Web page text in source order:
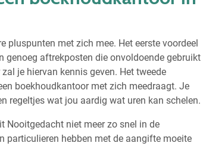
pluspunten met zich mee. Het eerste voordeel
genoeg aftrekposten die onvoldoende gebruikt
je hiervan kennis geven. Het tweede
boekhoudkantoor met zich meedraagt. Je
regeltjes wat jou aardig wat uren kan schelen.
Nooitgedacht niet meer zo snel in de
particulieren hebben met de aangifte moeite